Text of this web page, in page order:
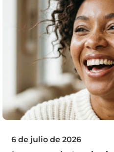
6 de julio de 2026